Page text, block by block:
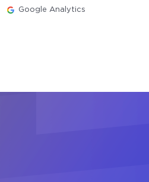
Google Analytics